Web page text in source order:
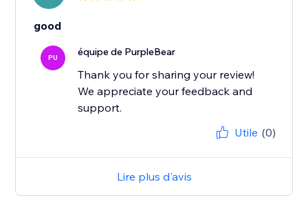
good
PU équipe de PurpleBear
Thank you for sharing your review!
We appreciate your feedback and
support.
Utile (0)
Lire plus d'avis